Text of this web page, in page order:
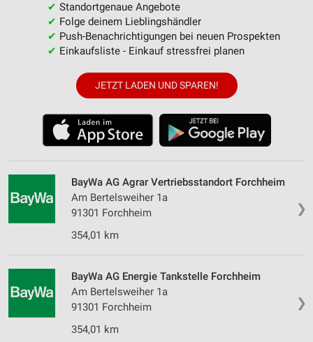
✔ Standortgenaue Angebote
✔ Folge deinem Lieblingshändler
✔ Push-Benachrichtigungen bei neuen Prospekten
✔ Einkaufsliste - Einkauf stressfrei planen
JETZT LADEN UND SPAREN!
❯
BayWa AG Agrar Vertriebsstandort Forchheim
Am Bertelsweiher 1a
91301 Forchheim
354,01 km
❯
BayWa AG Energie Tankstelle Forchheim
Am Bertelsweiher 1a
91301 Forchheim
354,01 km